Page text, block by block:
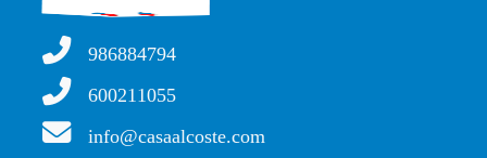
986884794
600211055
info@casaalcoste.com